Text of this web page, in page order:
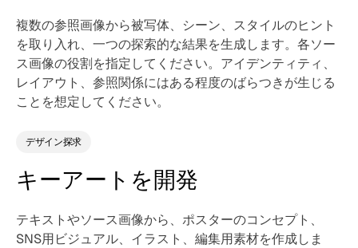
複数の参照画像から被写体、シーン、スタイルのヒント
を取り入れ、一つの探索的な結果を生成します。各ソー
ス画像の役割を指定してください。アイデンティティ、
レイアウト、参照関係にはある程度のばらつきが生じる
ことを想定してください。
デザイン探求
キーアートを開発
テキストやソース画像から、ポスターのコンセプト、
SNS用ビジュアル、イラスト、編集用素材を作成しま